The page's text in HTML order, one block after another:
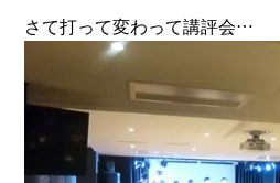
さて打って変わって講評会…